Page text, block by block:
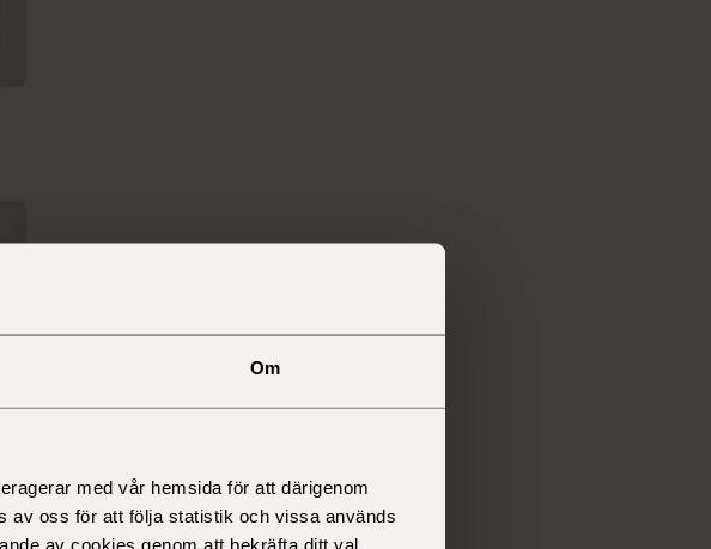
Om
med vår hemsida för att därigenom
av oss för att följa statistik och vissa används
av cookies genom att bekräfta ditt val